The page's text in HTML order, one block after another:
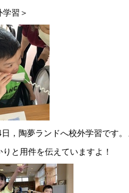
学習＞
，陶夢ランドへ校外学習です
りと用件を伝えていますよ！